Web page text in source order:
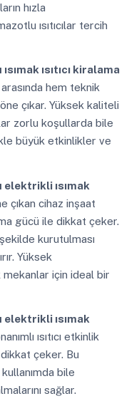
hızla
ısıtıcılar tercih
ısımak ısıtıcı kiralama
hem teknik
çıkar. Yüksek kaliteli
zorlu koşullarda bile
büyük etkinlikler ve
elektrikli ısımak
çıkan cihaz inşaat
gücü ile dikkat çeker.
kurutulması
Yüksek
mekanlar için ideal bir
elektrikli ısımak
ısıtıcı etkinlik
çeker. Bu
bile
sağlar.